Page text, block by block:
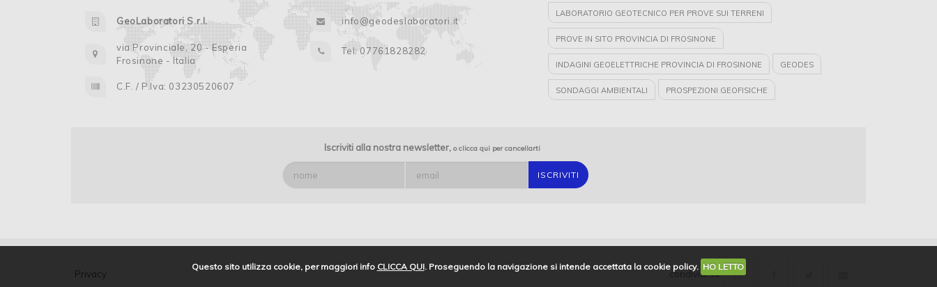
Questo sito utilizza cookie, per maggiori info CLICCA QUI. Proseguendo la navigazione si intende accettata la cookie policy. HO LETTO
GeoLaboratori S.r.l.
via Provinciale, 20 - Esperia
Frosinone - Italia
C.F. / P.Iva: 03230520607
info@geodeslaboratori.it
Tel: 07761828282
LABORATORIO GEOTECNICO PER PROVE SUI TERRENI
PROVE IN SITO PROVINCIA DI FROSINONE
INDAGINI GEOELETTRICHE PROVINCIA DI FROSINONE GEODES
SONDAGGI AMBIENTALI PROSPEZIONI GEOFISICHE
LABORATORIO GEOTECNICO CERTIFICATO PER PROVE SULLE TERRE
INDAGINI GEOGNOSTICHE PROVINCIA DI FROSINONE
Iscriviti alla nostra newsletter, o clicca qui per cancellarti
Privacy condividi su